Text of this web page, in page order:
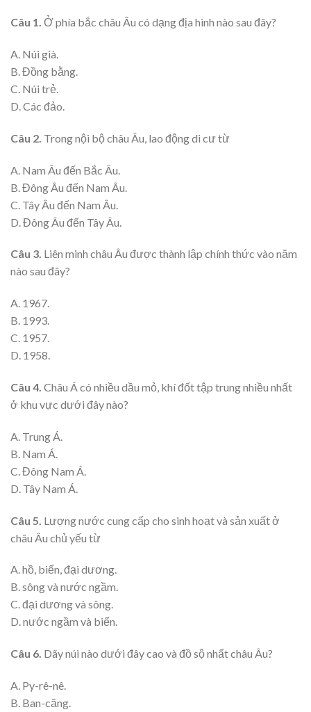
Câu 1. Ở phía bắc châu Âu có dạng địa hình nào sau đây?
A. Núi già.
B. Đồng bằng.
C. Núi trẻ.
D. Các đảo.
Câu 2. Trong nội bộ châu Âu, lao động di cư từ
A. Nam Âu đến Bắc Âu.
B. Đông Âu đến Nam Âu.
C. Tây Âu đến Nam Âu.
D. Đông Âu đến Tây Âu.
Câu 3. Liên minh châu Âu được thành lập chính thức vào năm
nào sau đây?
A. 1967.
B. 1993.
C. 1957.
D. 1958.
Câu 4. Châu Á có nhiều dầu mỏ, khí đốt tập trung nhiều nhất
ở khu vực dưới đây nào?
A. Trung Á.
B. Nam Á.
C. Đông Nam Á.
D. Tây Nam Á.
Câu 5. Lượng nước cung cấp cho sinh hoạt và sản xuất ở
châu Âu chủ yếu từ
A. hồ, biển, đại dương.
B. sông và nước ngầm.
C. đại dương và sông.
D. nước ngầm và biển.
Câu 6. Dãy núi nào dưới đây cao và đồ sộ nhất châu Âu?
A. Py-rê-nê.
B. Ban-căng.